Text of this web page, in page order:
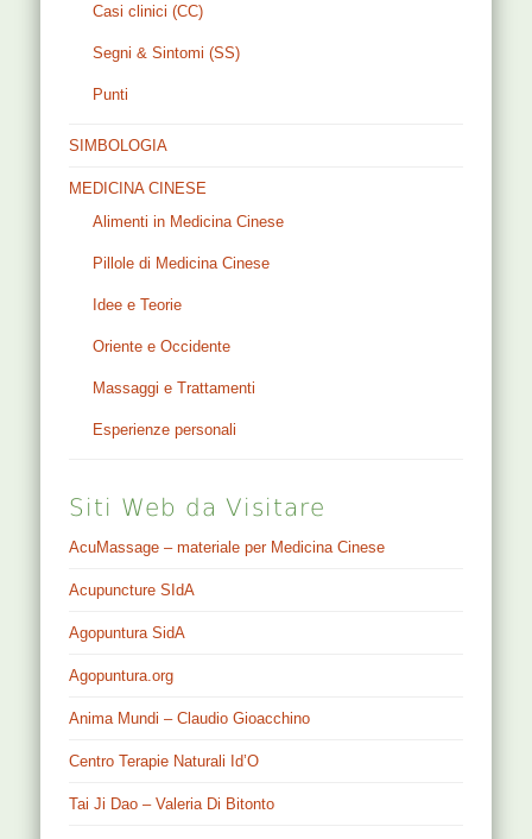
Casi clinici (CC)
Segni & Sintomi (SS)
Punti
SIMBOLOGIA
MEDICINA CINESE
Alimenti in Medicina Cinese
Pillole di Medicina Cinese
Idee e Teorie
Oriente e Occidente
Massaggi e Trattamenti
Esperienze personali
Siti Web da Visitare
AcuMassage – materiale per Medicina Cinese
Acupuncture SIdA
Agopuntura SidA
Agopuntura.org
Anima Mundi – Claudio Gioacchino
Centro Terapie Naturali Id’O
Tai Ji Dao – Valeria Di Bitonto